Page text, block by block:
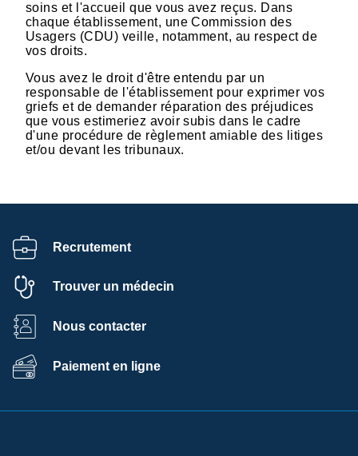
soins et l'accueil que vous avez reçus. Dans
chaque établissement, une Commission des
Usagers (CDU) veille, notamment, au respect de
vos droits.
Vous avez le droit d'être entendu par un
responsable de l'établissement pour exprimer vos
griefs et de demander réparation des préjudices
que vous estimeriez avoir subis dans le cadre
d'une procédure de règlement amiable des litiges
et/ou devant les tribunaux.
Recrutement
Trouver un médecin
Nous contacter
Paiement en ligne